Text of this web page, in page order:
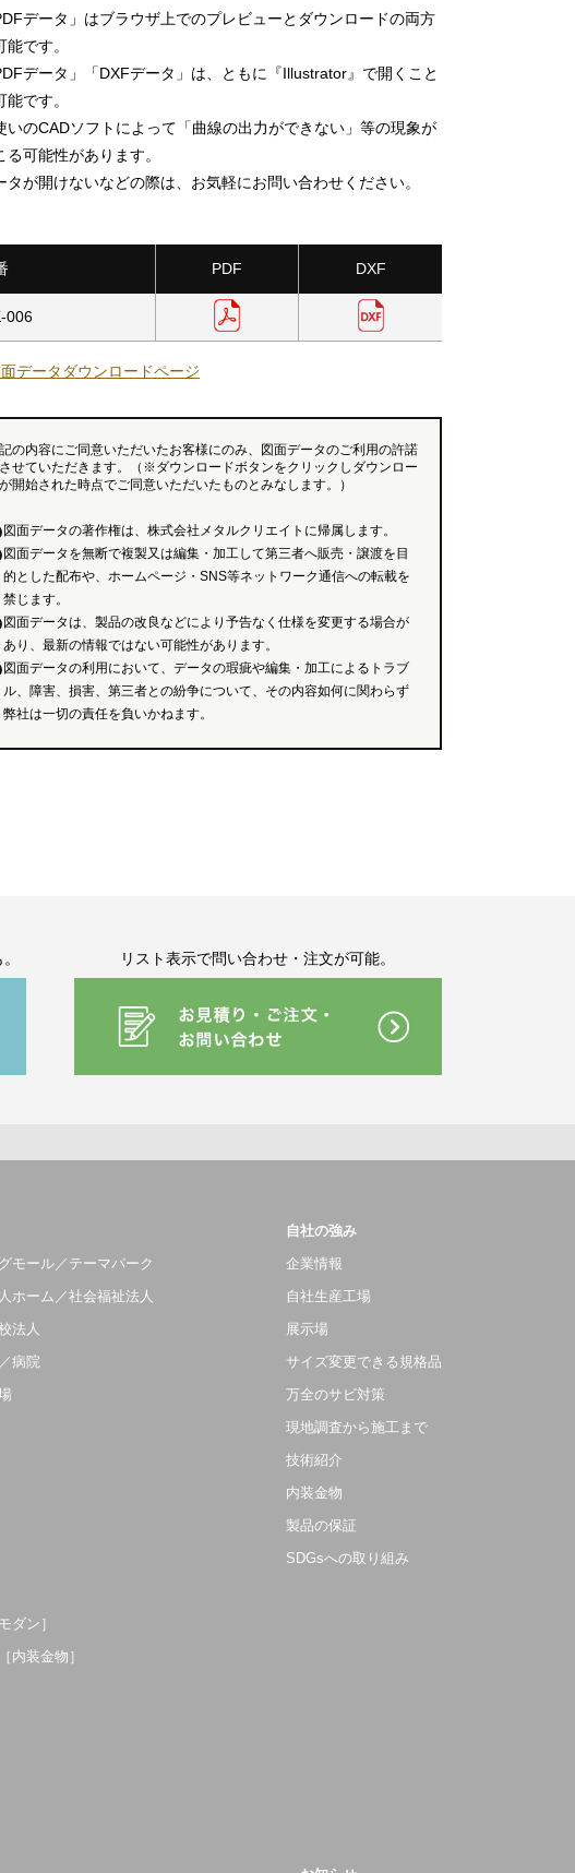
データ」はブラウザ上でのプレビューとダウンロードの両方
能です。
データ」「DXFデータ」は、ともに『Illustrator』で開くこと
能です。
いのCADソフトによって「曲線の出力ができない」等の現象が
る可能性があります。
タが開けないなどの際は、お気軽にお問い合わせください。
PDF DXF
006
データダウンロードページ
の内容にご同意いただいたお客様にのみ、図面データのご利用の許諾
せていただきます。（※ダウンロードボタンをクリックしダウンロー
が開始された時点でご同意いただいたものとみなします。）
図面データの著作権は、株式会社メタルクリエイトに帰属します。
図面データを無断で複製又は編集・加工して第三者へ販売・譲渡を目
的とした配布や、ホームページ・SNS等ネットワーク通信への転載を
禁じます。
図面データは、製品の改良などにより予告なく仕様を変更する場合が
あり、最新の情報ではない可能性があります。
図面データの利用において、データの瑕疵や編集・加工によるトラブ
ル、障害、損害、第三者との紛争について、その内容如何に関わらず
弊社は一切の責任を負いかねます。
リスト表示で問い合わせ・注文が可能。
モール／テーマパーク
ホーム／社会福祉法人
法人
病院
ダン］
内装金物］
自社の強み
企業情報
自社生産工場
展示場
サイズ変更できる規格品
万全のサビ対策
現地調査から施工まで
技術紹介
内装金物
製品の保証
SDGsへの取り組み